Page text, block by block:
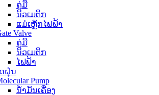
ຄູ່ມື
ນິວເມຕິກ
ແມ່ເຫຼັກໄຟຟ້າ
Valve
ຄູ່ມື
ນິວເມຕິກ
ໄຟຟ້າ
ຝຸ່ນ
Pump
ນ້ຳມັນເຄື່ອງ